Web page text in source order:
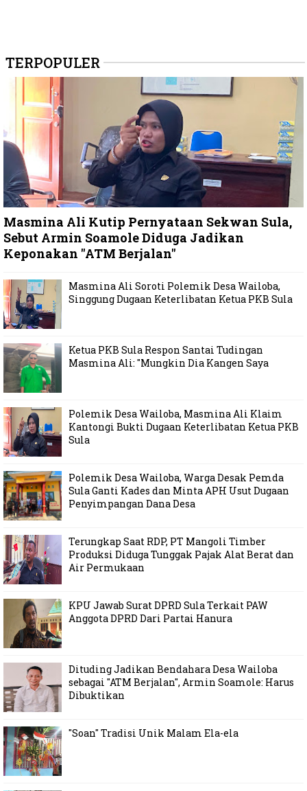
TERPOPULER
Masmina Ali Kutip Pernyataan Sekwan Sula,
Sebut Armin Soamole Diduga Jadikan
Keponakan "ATM Berjalan"
Masmina Ali Soroti Polemik Desa Wailoba,
Singgung Dugaan Keterlibatan Ketua PKB Sula
Ketua PKB Sula Respon Santai Tudingan
Masmina Ali: "Mungkin Dia Kangen Saya
Polemik Desa Wailoba, Masmina Ali Klaim
Kantongi Bukti Dugaan Keterlibatan Ketua PKB
Sula
Polemik Desa Wailoba, Warga Desak Pemda
Sula Ganti Kades dan Minta APH Usut Dugaan
Penyimpangan Dana Desa
Terungkap Saat RDP, PT Mangoli Timber
Produksi Diduga Tunggak Pajak Alat Berat dan
Air Permukaan
KPU Jawab Surat DPRD Sula Terkait PAW
Anggota DPRD Dari Partai Hanura
Dituding Jadikan Bendahara Desa Wailoba
sebagai "ATM Berjalan", Armin Soamole: Harus
Dibuktikan
"Soan" Tradisi Unik Malam Ela-ela